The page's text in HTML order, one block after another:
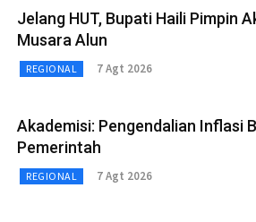
Jelang HUT, Bupati Haili Pimpin
Musara Alun
REGIONAL 7 Agt 2026
Akademisi: Pengendalian Inflasi
Pemerintah
REGIONAL 7 Agt 2026